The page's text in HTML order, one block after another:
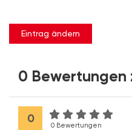
Eintrag ändern
0 Bewertungen
0
0 Bewertungen